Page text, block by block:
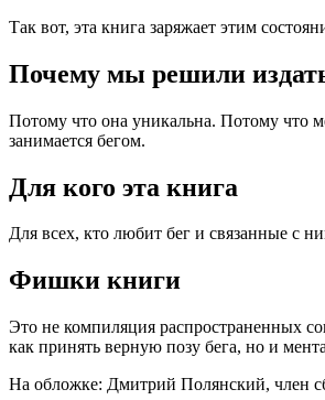
Так вот, эта книга заряжает этим
Почему мы решили
Потому что она уникальна. Потому что
занимается бегом.
Для кого эта книга
Для всех, кто любит бег и связанные с
Фишки книги
Это не компиляция распространенных
как принять верную позу бега, но и
На обложке: Дмитрий Полянский, член